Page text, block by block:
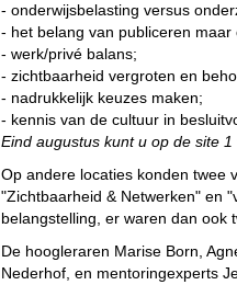
- onderwijsbelasting versus
- het belang van publiceren
- werk/privé balans;
- zichtbaarheid vergroten en
- nadrukkelijk keuzes maken;
- kennis van de cultuur in
Eind augustus kunt u op de site
Op andere locaties konden twee
"Zichtbaarheid & Netwerken" en
belangstelling, er waren dan ook
De hoogleraren Marise Born,
Nederhof, en mentoringexperts